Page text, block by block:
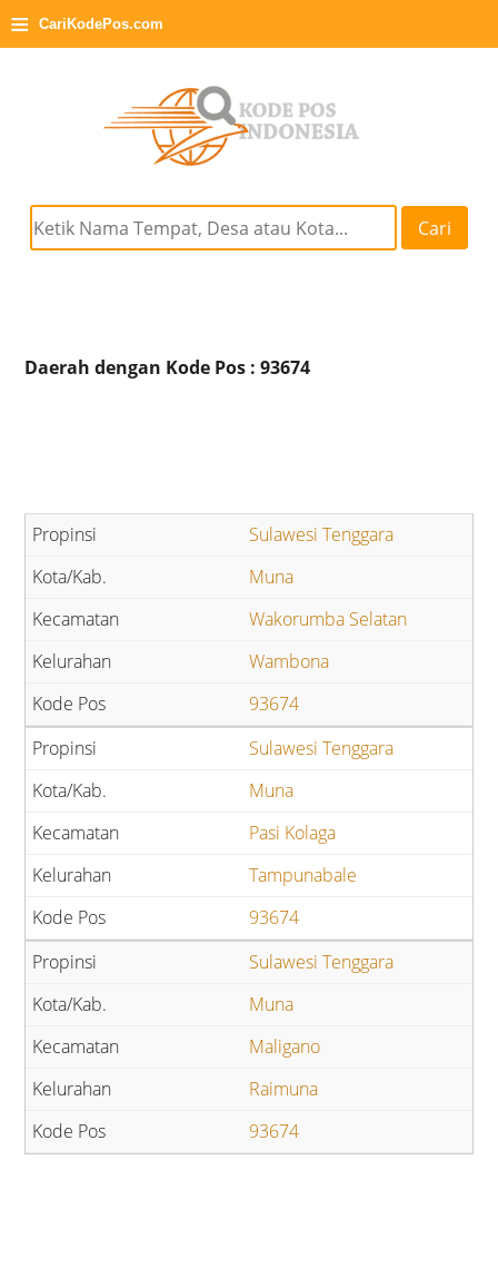
≡ CariKodePos.com
Cari
Daerah dengan Kode Pos : 93674
Sulawesi Tenggara
Muna
Wakorumba Selatan
Wambona
93674
Sulawesi Tenggara
Muna
Pasi Kolaga
Tampunabale
93674
Sulawesi Tenggara
Muna
Maligano
Raimuna
93674